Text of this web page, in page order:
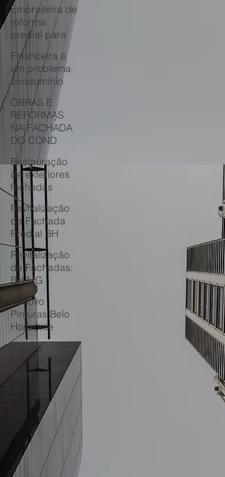
Empreiteira de
reforma
predial para
Financeira é
um problema
condomínio
OBRAS E
REFORMAS
NA FACHADA
DO COND
Restauração
de exteriores
fachadas
Revitalização
de Fachada
Predial BH
Revitalização
de Fachadas:
BH MG
Renovo
Pinturas Belo
Horizonte
Pintura
Externa: Belo
Horizonte